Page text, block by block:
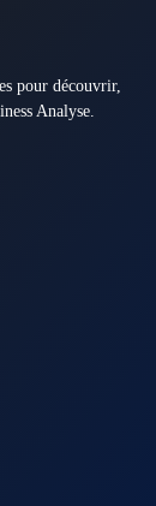
pour découvrir,
Analyse.